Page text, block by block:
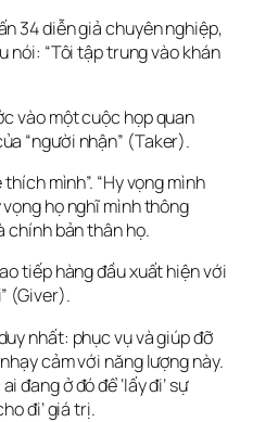
34 diễn giả chuyên nghiệp,
nói: “Tôi tập trung vào khán
vào một cuộc họp quan
“người nhận” (Taker).
mình”. “Hy vọng mình
vọng họ nghĩ mình thông
chính bản thân họ.
tiếp hàng đầu xuất hiện với
(Giver).
nhất: phục vụ và giúp đỡ
cảm với năng lượng này.
đang ở đó để ‘lấy đi’ sự
đi’ giá trị.